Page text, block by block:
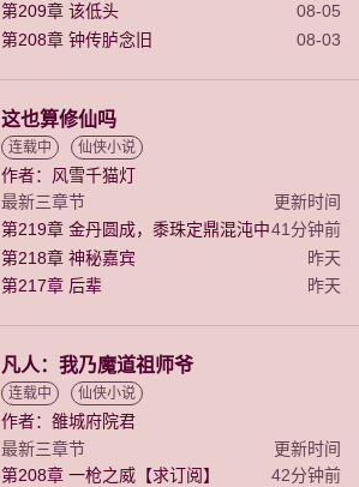
08-05
第209章 该低头
08-03
第208章 钟传胪念旧
这也算修仙吗
连载中 仙侠小说
作者：风雪千猫灯
更新时间
最新三章节
41分钟前
第219章 金丹圆成，黍珠定鼎混沌中
昨天
第218章 神秘嘉宾
昨天
第217章 后辈
凡人：我乃魔道祖师爷
连载中 仙侠小说
作者：雒城府院君
更新时间
最新三章节
42分钟前
第208章 一枪之威【求订阅】